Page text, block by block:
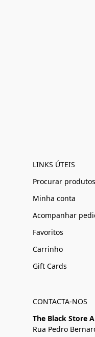
LINKS ÚTEIS
Procurar produtos
Minha conta
Acompanhar
Favoritos
Carrinho
Gift Cards
CONTACTA-NOS
The Black Store
Rua Pedro